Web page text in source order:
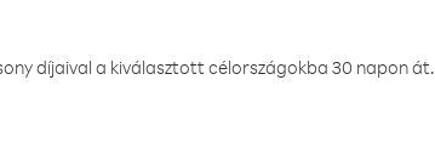
díjaival a kiválasztott célországokba 30 napon át.